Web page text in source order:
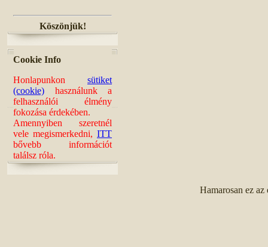
Köszönjük!
Cookie Info
Honlapunkon sütiket
(cookie) használunk a
felhasználói élmény
fokozása érdekében.
Amennyiben szeretnél
vele megismerkedni, ITT
bővebb információt
találsz róla.
Hamarosan ez